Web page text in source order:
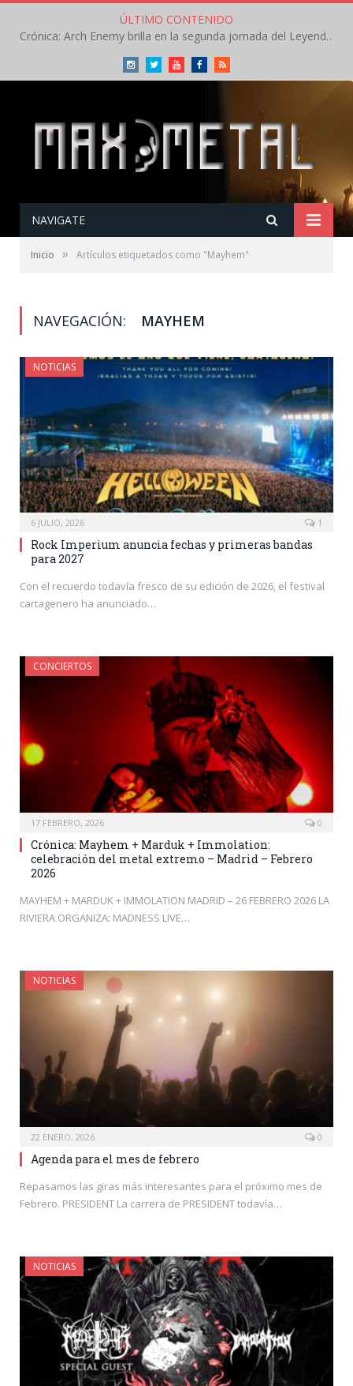
ÚLTIMO CONTENIDO
Crónica: Arch Enemy brilla en la segunda jornada del Leyendas del Rock – Jueves – Agosto 2026
InstagramTwitterYoutubeFacebookRSS
NAVIGATE
Inicio » Artículos etiquetados como "Mayhem"
NAVEGACIÓN: MAYHEM
NOTICIAS
6 JULIO, 2026 1
Rock Imperium anuncia fechas y primeras bandas
para 2027
Con el recuerdo todavía fresco de su edición de 2026, el festival
cartagenero ha anunciado…
CONCIERTOS
17 FEBRERO, 2026 0
Crónica: Mayhem + Marduk + Immolation:
celebración del metal extremo – Madrid – Febrero
2026
MAYHEM + MARDUK + IMMOLATION MADRID – 26 FEBRERO 2026 LA
RIVIERA ORGANIZA: MADNESS LIVE…
NOTICIAS
22 ENERO, 2026 0
Agenda para el mes de febrero
Repasamos las giras más interesantes para el próximo mes de
Febrero. PRESIDENT La carrera de PRESIDENT todavía…
NOTICIAS